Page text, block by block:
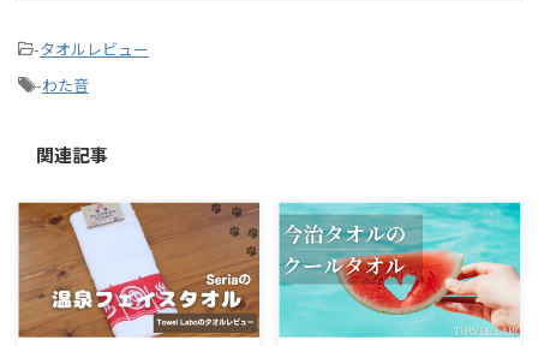
-タオルレビュー
-わた音
関連記事